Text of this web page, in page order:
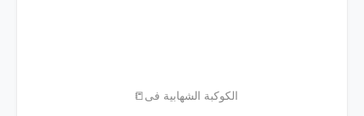
📒الکوکبة الشهابیة فی